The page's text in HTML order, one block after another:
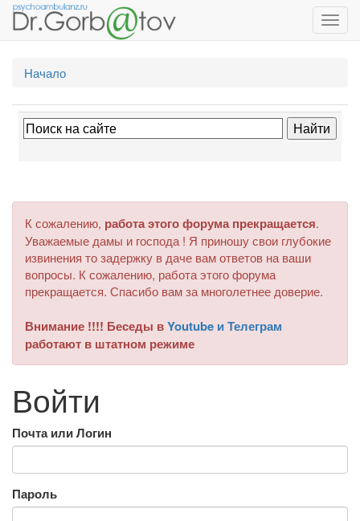
Начало
К сожалению, работа этого форума прекращается.
Уважаемые дамы и господа ! Я приношу свои глубокие
извинения то задержку в даче вам ответов на ваши
вопросы. К сожалению, работа этого форума
прекращается. Спасибо вам за многолетнее доверие.
Внимание !!!! Беседы вYoutube и Телеграм
работают в штатном режиме
Войти
Почта или Логин
Пароль